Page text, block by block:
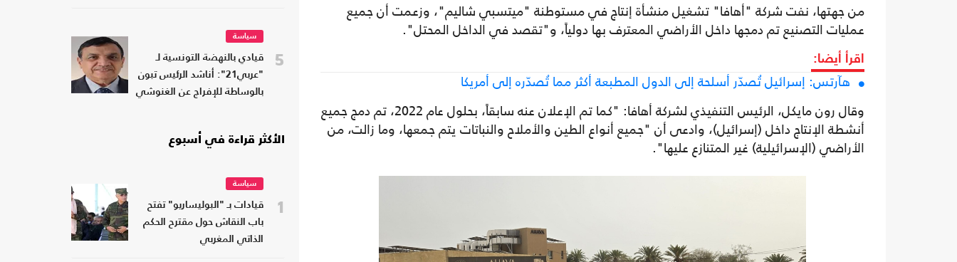
من جهتها، نفت شركة "أهافا" تشغيل منشأة إنتاج في مستوطنة "ميتسبي شاليم"، وزعمت أن جميع
عمليات التصنيع تم دمجها داخل الأراضي المعترف بها دولياً، و"تقصد في الداخل المحتل".
اقرأ أيضا:
هآرتس: إسرائيل تُصدّر أسلحة إلى الدول المطبعة أكثر مما تُصدّره إلى أمريكا
وقال رون مايكل، الرئيس التنفيذي لشركة أهافا: "كما تم الإعلان عنه سابقاً، بحلول عام 2022، تم دمج جميع
أنشطة الإنتاج داخل (إسرائيل)، وادعى أن "جميع أنواع الطين والأملاح والنباتات يتم جمعها، وما زالت، من
الأراضي (الإسرائيلية) غير المتنازع عليها".
5
سياسة
قيادي بالنهضة التونسية لـ
"عربي21": أناشد الرئيس تبون
بالوساطة للإفراج عن الغنوشي
الأكثر قراءة في أسبوع
1
سياسة
قيادات بـ "البوليساريو" تفتح
باب النقاش حول مقترح الحكم
الذاتي المغربي